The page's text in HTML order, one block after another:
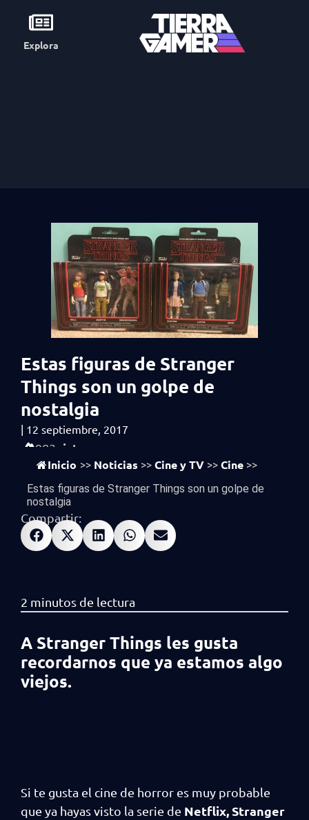
Explora
Estas figuras de Stranger
Things son un golpe de
nostalgia
| 12 septiembre, 2017
983 vistas
Inicio >> Noticias >> Cine y TV >> Cine >>
Estas figuras de Stranger Things son un golpe de
nostalgia
Compartir:
A Stranger Things les gusta
recordarnos que ya estamos algo
viejos.
Si te gusta el cine de horror es muy probable
que ya hayas visto la serie de Netflix, Stranger